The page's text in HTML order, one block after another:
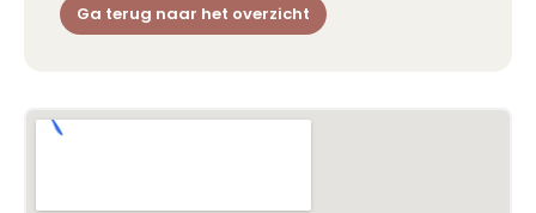
Ga terug naar het overzicht